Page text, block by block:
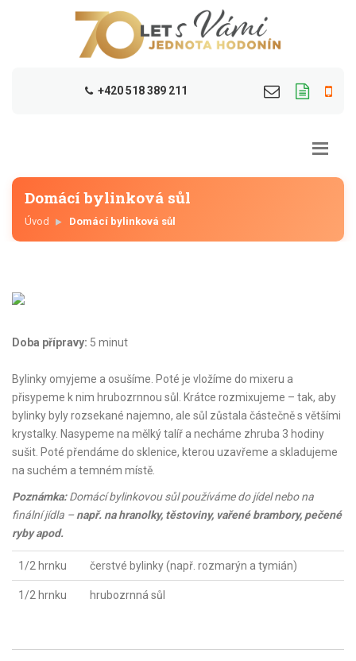
+420 518 389 211
Domácí bylinková sůl
Úvod Domácí bylinková sůl
Doba přípravy: 5 minut
Bylinky omyjeme a osušíme. Poté je vložíme do mixeru a
přisypeme k nim hrubozrnnou sůl. Krátce rozmixujeme – tak, aby
bylinky byly rozsekané najemno, ale sůl zůstala částečně s většími
krystalky. Nasypeme na mělký talíř a necháme zhruba 3 hodiny
sušit. Poté přendáme do sklenice, kterou uzavřeme a skladujeme
na suchém a temném místě.
Poznámka:Domácí bylinkovou sůl používáme do jídel nebo na
finální jídla – např. na hranolky, těstoviny, vařené brambory, pečené
ryby apod.
1/2 hrnku čerstvé bylinky (např. rozmarýn a tymián)
1/2 hrnku hrubozrnná sůl